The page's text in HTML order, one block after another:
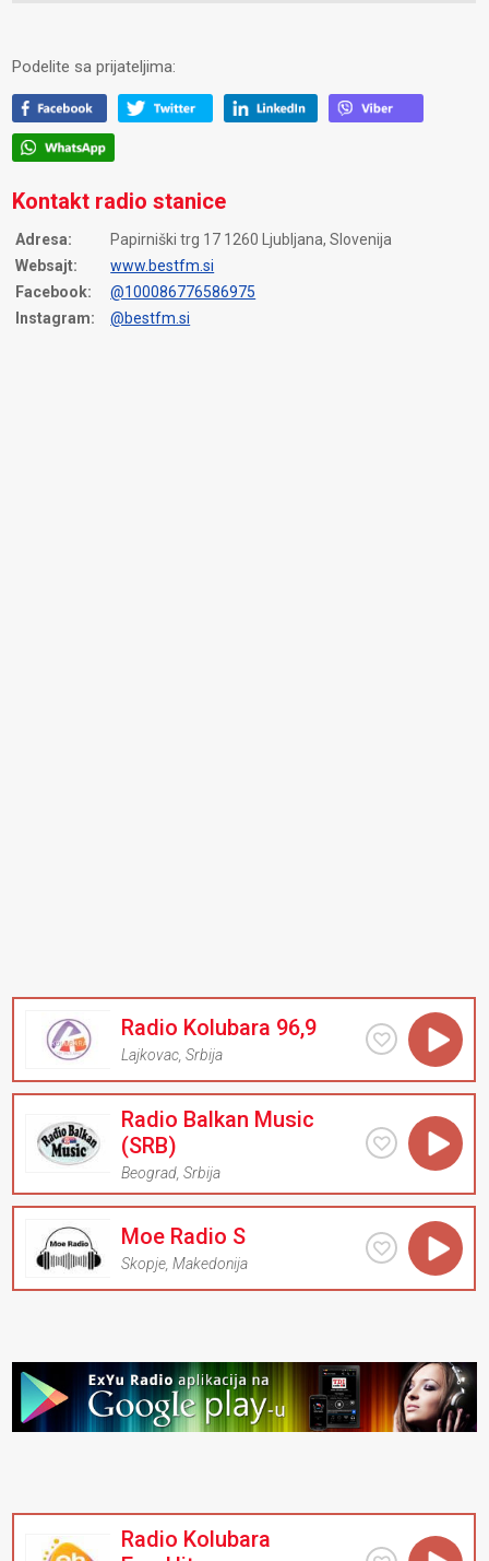
Podelite sa prijateljima:
Kontakt radio stanice
Adresa:
Papirniški trg 17 1260 Ljubljana, Slovenija
Websajt:
www.bestfm.si
Facebook:
@100086776586975
Instagram:
@bestfm.si
Radio Kolubara 96,9
Lajkovac ,Srbija
Radio Balkan Music
(SRB)
Beograd ,Srbija
Moe Radio S
Skopje ,Makedonija
Radio Kolubara